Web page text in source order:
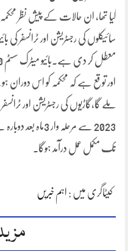
گیا تھا، ان حالات کے پیش نظر محکمہ
اور توقع ہے کہ محکمہ کو اس دوران
ملے گا،گاڑیوں کی رجسٹریشن اور
تک مکمل عمل درآمد ہوگا۔
کیٹاگری میں : اہم خبریں